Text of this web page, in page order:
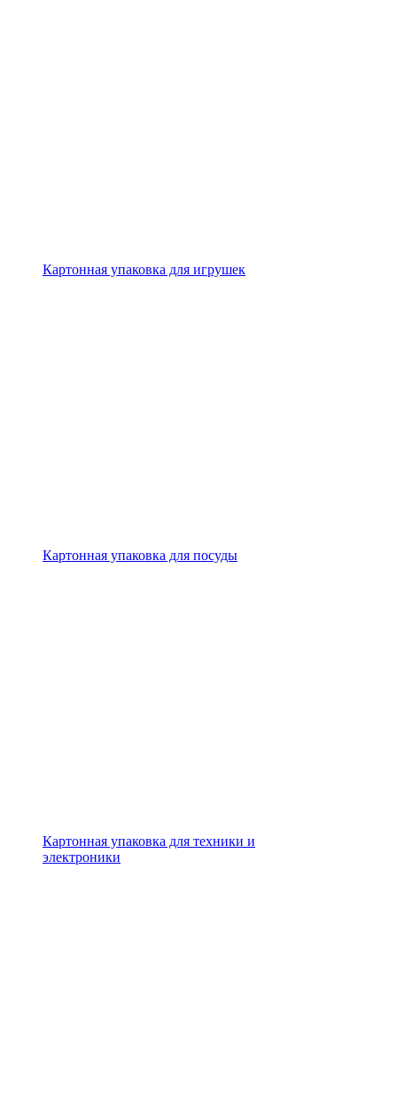
Картонная упаковка для игрушек
Картонная упаковка для посуды
Картонная упаковка для техники и
электроники